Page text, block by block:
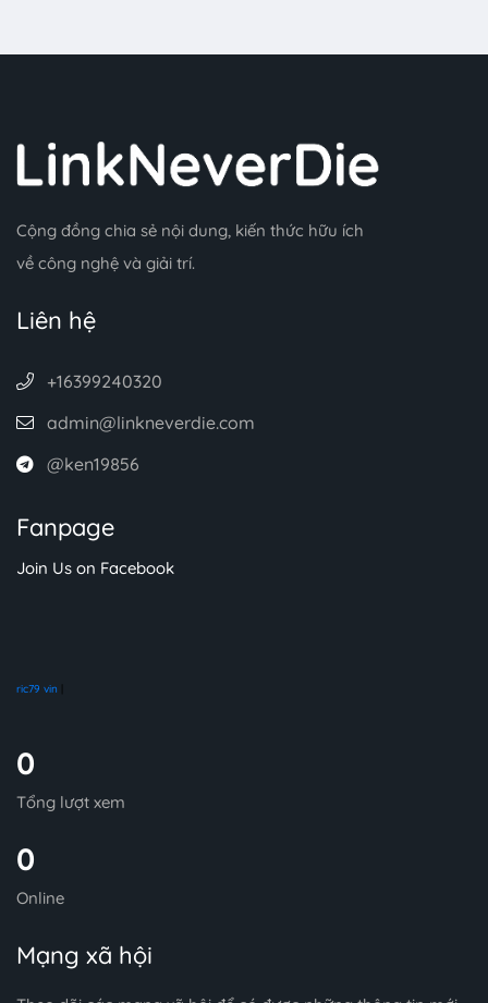
Cộng đồng chia sẻ nội dung, kiến thức hữu ích
về công nghệ và giải trí.
Liên hệ
+16399240320
admin@linkneverdie.com
@ken19856
Fanpage
Join Us on Facebook
ric79 vin
0
Tổng lượt xem
0
Online
Mạng xã hội